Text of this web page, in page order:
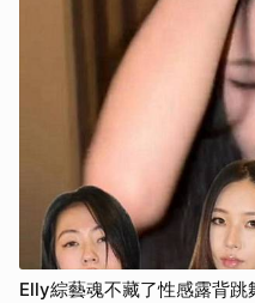
Elly綜藝魂不藏了性感露背